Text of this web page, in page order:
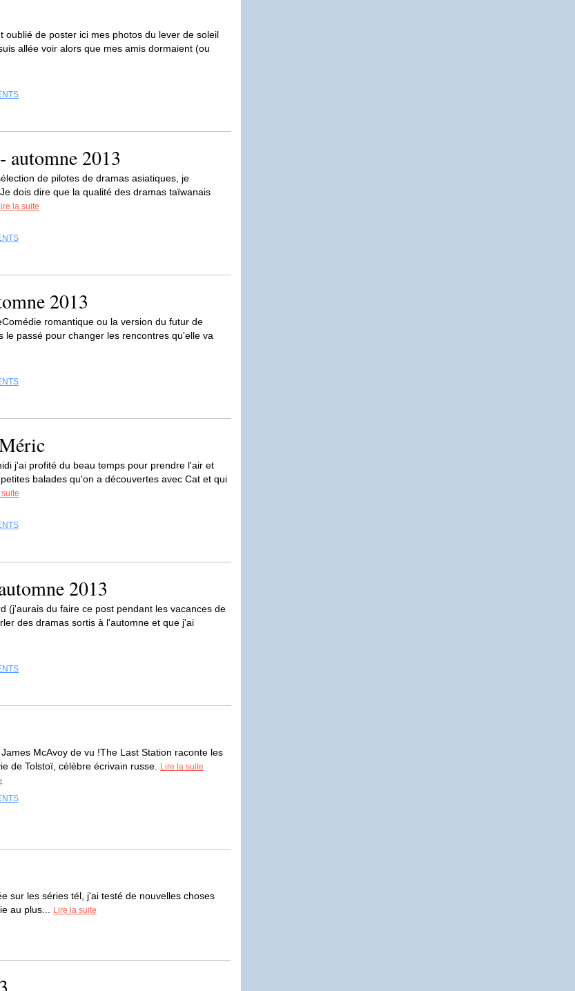
oublié de poster ici mes photos du lever de soleil
allée voir alors que mes amis dormaient (ou
automne 2013
de pilotes de dramas asiatiques, je
dois dire que la qualité des dramas taïwanais
la suite
2013
romantique ou la version du futur de
le passé pour changer les rencontres qu'elle va
j'ai profité du beau temps pour prendre l'air et
balades qu'on a découvertes avec Cat et qui
2013
(j'aurais du faire ce post pendant les vacances de
des dramas sortis à l'automne et que j'ai
McAvoy de vu !The Last Station raconte les
de Tolstoï, célèbre écrivain russe.
Lire la suite
sur les séries tél, j'ai testé de nouvelles choses
au plus...
Lire la suite